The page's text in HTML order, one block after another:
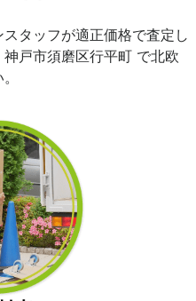
タッフが適正価格で査定し
戸市須磨区行平町 で北欧